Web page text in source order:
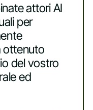
attori AI
per
ottenuto
del vostro
ed